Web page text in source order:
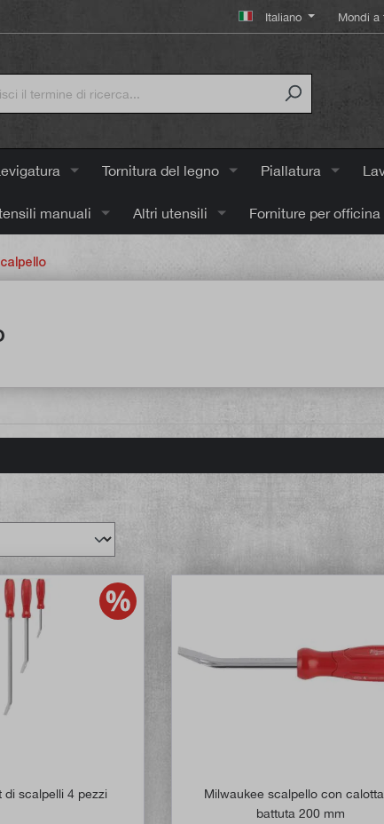
Italiano Mondi a
Tornitura del legno Piallatura
manuali Altri utensili Forniture per officina
di scalpelli 4 pezzi
Milwaukee scalpello con
battuta 200 mm